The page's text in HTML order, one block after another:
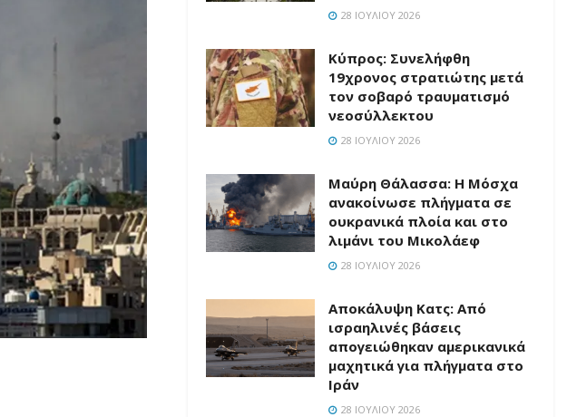
28 ΙΟΥΛΊΟΥ 2026
Κύπρος: Συνελήφθη
19χρονος στρατιώτης μετά
τον σοβαρό τραυματισμό
νεοσύλλεκτου
28 ΙΟΥΛΊΟΥ 2026
Μαύρη Θάλασσα: Η Μόσχα
ανακοίνωσε πλήγματα σε
ουκρανικά πλοία και στο
λιμάνι του Μικολάεφ
28 ΙΟΥΛΊΟΥ 2026
Αποκάλυψη Κατς: Από
ισραηλινές βάσεις
απογειώθηκαν αμερικανικά
μαχητικά για πλήγματα στο
Ιράν
28 ΙΟΥΛΊΟΥ 2026